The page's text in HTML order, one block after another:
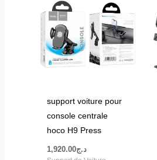
support voiture pour
console centrale
hoco H9 Press
د.ج1,920.00